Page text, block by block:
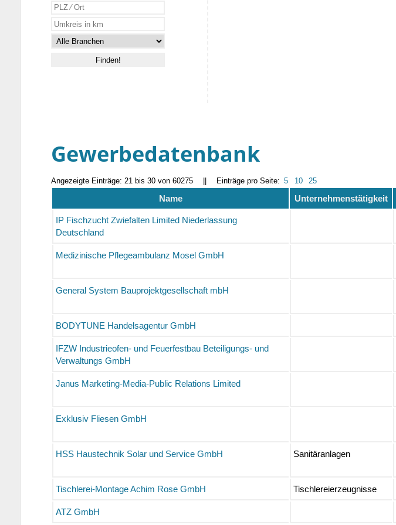
Gewerbedatenbank
Angezeigte Einträge: 21 bis 30 von 60275 Einträge pro Seite: 5 10 25
Name Unternehmenstätigkeit
IP Fischzucht Zwiefalten Limited Niederlassung
Deutschland
Medizinische Pflegeambulanz Mosel GmbH
General System Bauprojektgesellschaft mbH
BODYTUNE Handelsagentur GmbH
IFZW Industrieofen- und Feuerfestbau Beteiligungs- und
Verwaltungs GmbH
Janus Marketing-Media-Public Relations Limited
Exklusiv Fliesen GmbH
HSS Haustechnik Solar und Service GmbH Sanitäranlagen
Tischlerei-Montage Achim Rose GmbH Tischlereierzeugnisse
ATZ GmbH